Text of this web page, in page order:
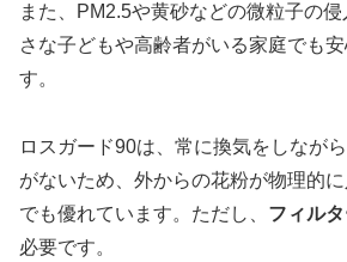
また、PM2.5や黄砂などの微粒子の
さな子どもや高齢者がいる家庭でも
す。
ロスガード90は、常に換気をしなが
がないため、外からの花粉が物理的
でも優れています。ただし、 フィル
必要です。